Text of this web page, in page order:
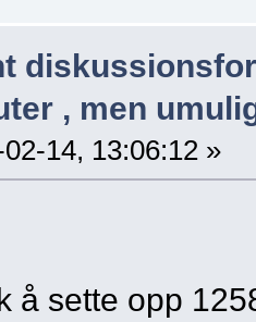
, men
14, 13:06:12 »
å sette opp